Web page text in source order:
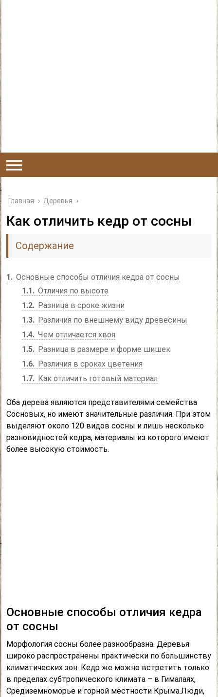
Главная › Деревья ›
Как отличить кедр от сосны
Содержание
1
Основные способы отличия кедра от сосны
1.1
Отличия по высоте
1.2
Разница в сроке жизни
1.3
Различия по внешнему виду древесины
1.4 Чем отличается хвоя
1.5
Разница в размере и форме шишек
1.6
Различия в сроках цветения
1.7
Как отличить готовый материал
Оба дерева являются представителями семейства
Сосновых, но имеют значительные различия. При этом
выделяют около 120 видов сосны и лишь несколько
разновидностей кедра, материалы из которого имеют
более высокую стоимость.
Основные способы отличия кедра
от сосны
Морфология сосны более разнообразна. Деревья
широко распространены практически по большинству
климатических зон. Кедр же можно встретить только
в пределах субтропического климата – в Гималаях,
Средиземноморье и горной местности Крыма.Люди,